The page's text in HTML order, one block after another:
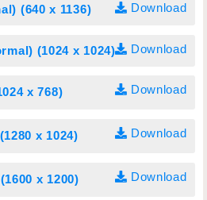
(640 x 1136) Download
(1024 x 1024) Download
x 768) Download
x 1024) Download
x 1200) Download